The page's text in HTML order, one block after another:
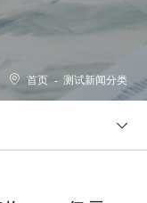
首页 - 测试新闻分类